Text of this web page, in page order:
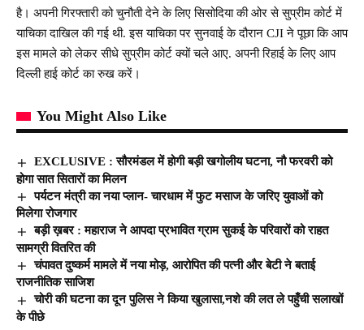
है। अपनी गिरफ्तारी को चुनौती देने के लिए सिसोदिया की ओर से सुप्रीम कोर्ट में
याचिका दाखिल की गई थी. इस याचिका पर सुनवाई के दौरान CJI ने पूछा कि आप
इस मामले को लेकर सीधे सुप्रीम कोर्ट क्यों चले आए. अपनी रिहाई के लिए आप
दिल्ली हाई कोर्ट का रुख करें।
You Might Also Like
EXCLUSIVE : सौरमंडल में होगी बड़ी खगोलीय घटना, नौ फरवरी को
होगा सात सितारों का मिलन
पर्यटन मंत्री का नया प्लान- चारधाम में फुट मसाज के जरिए युवाओं को
मिलेगा रोजगार
बड़ी ख़बर : महाराज ने आपदा प्रभावित ग्राम सुकई के परिवारों को राहत
सामग्री वितरित की
चंपावत दुष्कर्म मामले में नया मोड़, आरोपित की पत्नी और बेटी ने बताई
राजनीतिक साजिश
चोरी की घटना का दून पुलिस ने किया खुलासा,नशे की लत ले पहुँची सलाखों
के पीछे